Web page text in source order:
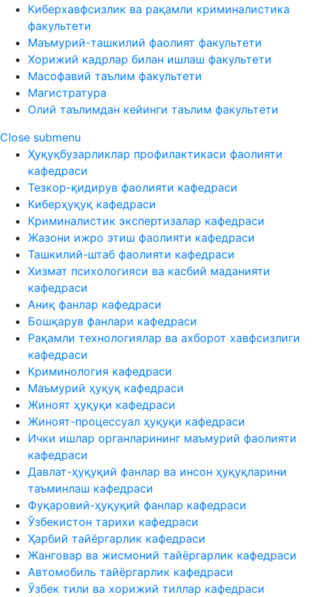
Киберхавфсизлик ва рақамли криминалистика
факультети
Маъмурий-ташкилий фаолият факультети
Хорижий кадрлар билан ишлаш факультети
Масофавий таълим факультети
Магистратура
Олий таълимдан кейинги таълим факультети
Close submenu
Ҳуқуқбузарликлар профилактикаси фаолияти
кафедраси
Тезкор-қидирув фаолияти кафедраси
Киберҳуқуқ кафедраси
Криминалистик экспертизалар кафедраси
Жазони ижро этиш фаолияти кафедраси
Ташкилий-штаб фаолияти кафедраси
Хизмат психологияси ва касбий маданияти
кафедраси
Аниқ фанлар кафедраси
Бошқарув фанлари кафедраси
Рақамли технологиялар ва ахборот хавфсизлиги
кафедраси
Криминология кафедраси
Маъмурий ҳуқуқ кафедраси
Жиноят ҳуқуқи кафедраси
Жиноят-процессуал ҳуқуқи кафедраси
Ички ишлар органларининг маъмурий фаолияти
кафедраси
Давлат-ҳуқуқий фанлар ва инсон ҳуқуқларини
таъминлаш кафедраси
Фуқаровий-ҳуқуқий фанлар кафедраси
Ўзбекистон тарихи кафедраси
Ҳарбий тайёргарлик кафедраси
Жанговар ва жисмоний тайёргарлик кафедраси
Автомобиль тайёргарлик кафедраси
Ўзбек тили ва хорижий тиллар кафедраси